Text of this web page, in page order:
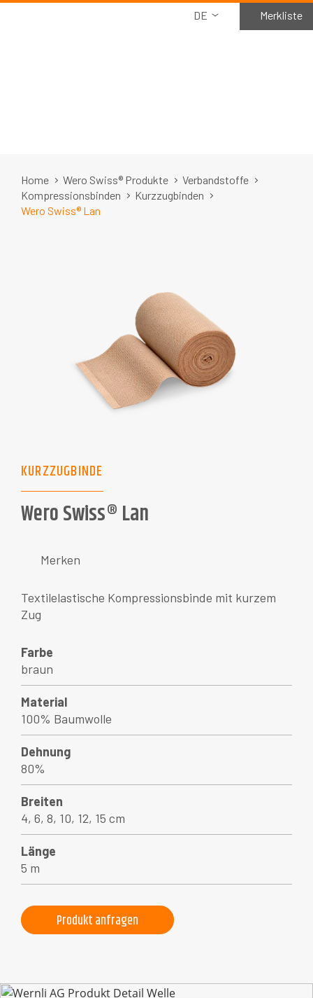
DE Merkliste
Home Wero Swiss® Produkte
Verbandstoffe
Kompressionsbinden
Kurzzugbinden
Wero Swiss® Lan
KURZZUGBINDE
Wero Swiss® Lan
Merken
Textilelastische Kompressionsbinde mit kurzem
Zug
Farbe
braun
Material
100% Baumwolle
Dehnung
80%
Breiten
4, 6, 8, 10, 12, 15 cm
Länge
5 m
Produkt anfragen